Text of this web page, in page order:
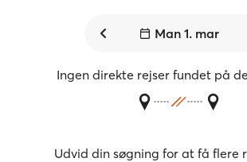
Man 1. mar
Ingen direkte rejser fundet på
Udvid din søgning for at få flere